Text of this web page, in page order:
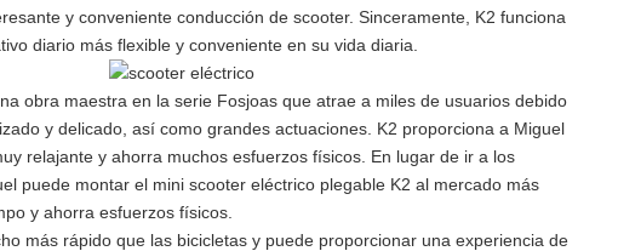
y conveniente conducción de scooter. Sinceramente, K2 funciona
diario más flexible y conveniente en su vida diaria.
obra maestra en la serie Fosjoas que atrae a miles de usuarios debido
y delicado, así como grandes actuaciones. K2 proporciona a Miguel
relajante y ahorra muchos esfuerzos físicos. En lugar de ir a los
puede montar el mini scooter eléctrico plegable K2 al mercado más
y ahorra esfuerzos físicos.
más rápido que las bicicletas y puede proporcionar una experiencia de